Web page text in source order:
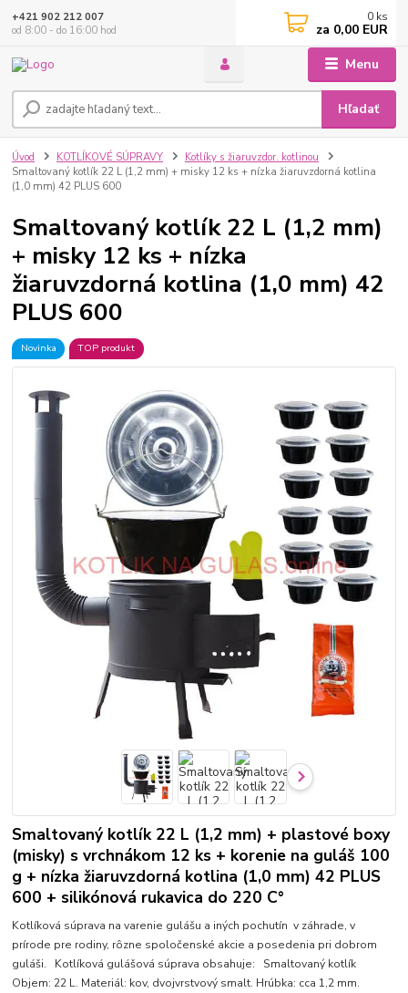
Menu
Hľadať
+421 902 212 007
od 8:00 - do 16:00 hod
0 ks
za 0,00 EUR
Úvod KOTLÍKOVÉ SÚPRAVY
Kotlíky s žiaruvzdor. kotlinou
Smaltovaný kotlík 22 L (1,2 mm) + misky 12 ks + nízka žiaruvzdorná kotlina
(1,0 mm) 42 PLUS 600
Smaltovaný kotlík 22 L (1,2 mm)
+ misky 12 ks + nízka
žiaruvzdorná kotlina (1,0 mm) 42
PLUS 600
Novinka TOP produkt
Smaltovaný kotlík 22 L (1,2 mm) + plastové boxy
(misky) s vrchnákom 12 ks + korenie na guláš 100
g + nízka žiaruvzdorná kotlina (1,0 mm) 42 PLUS
600 + silikónová rukavica do 220 C°
Kotlíková súprava na varenie gulášu a iných pochutín v záhrade, v
prírode pre rodiny, rôzne spoločenské akcie a posedenia pri dobrom
guláši. Kotlíková gulášová súprava obsahuje: Smaltovaný kotlík
Objem: 22 L. Materiál: kov, dvojvrstvový smalt. Hrúbka: cca 1,2 mm.